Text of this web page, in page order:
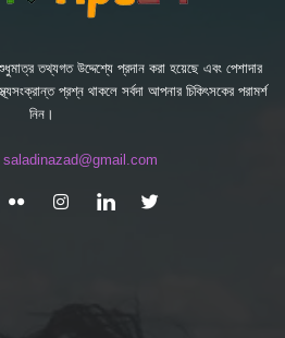
তথ্যগত উদ্দেশ্যে প্রদান করা হয়েছে এবং পেশাদার
প্রশ্ন থাকলে সর্বদা আপনার চিকিৎসকের পরামর্শ
নিন।
saladinazad@gmail.com